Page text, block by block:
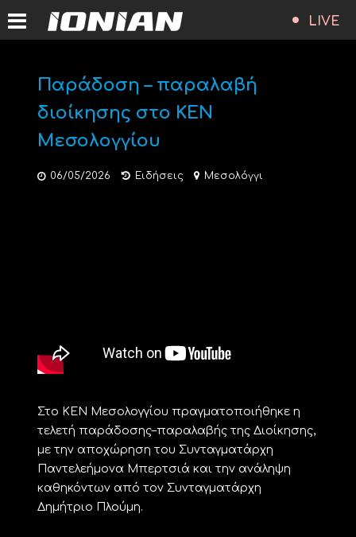
LIVE
Παράδοση – παραλαβή
διοίκησης στο ΚΕΝ
Μεσολογγίου
06/05/2026 Ειδήσεις Μεσολόγγι
Στο ΚΕΝ Μεσολογγίου πραγματοποιήθηκε η
τελετή παράδοσης–παραλαβής της Διοίκησης,
με την αποχώρηση του Συνταγματάρχη
Παντελεήμονα Μπερτσιά και την ανάληψη
καθηκόντων από τον Συνταγματάρχη
Δημήτριο Πλούμη.